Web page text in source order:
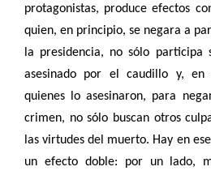
protagonistas, produce efectos
quien, en principio, se negara a
la presidencia, no sólo participa
asesinado por el caudillo y, en
quienes lo asesinaron, para
crimen, no sólo buscan otros
las virtudes del muerto. Hay en
un efecto doble: por un lado,
Citer cet article
LOMBARDO, M.,
y gesticulación. Notas
Les Cahiers du Grhaal , (2).
https://doi.org/10.34745/
Contacter
Récupération de l'adresse